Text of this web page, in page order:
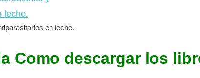
en leche.
Como descargar los